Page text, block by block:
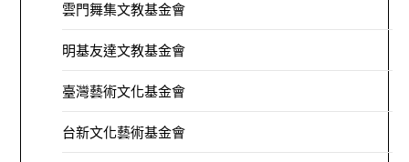
雲門舞集文教基金會
明基友達文教基金會
臺灣藝術文化基金會
台新文化藝術基金會